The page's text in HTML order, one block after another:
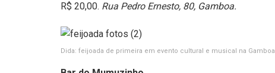
R$ 20,00. Rua Pedro Ernesto, 80, Gamboa.
Dida: feijoada de primeira em evento cultural e musical na Gamboa